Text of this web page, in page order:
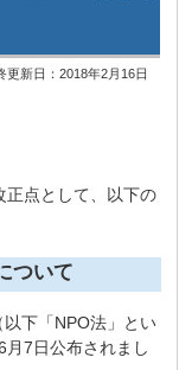
更新日：2018年2月16日
正点として、以下の
ついて
下「NPO法」とい
月7日公布されまし